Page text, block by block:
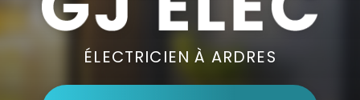
ÉLECTRICIEN À ARDRES